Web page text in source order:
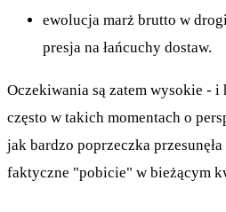
ewolucja marż brutto w
presja na łańcuchy dostaw.
Oczekiwania są zatem wysokie -
często w takich momentach o
jak bardzo poprzeczka
faktyczne "pobicie" w bieżącym